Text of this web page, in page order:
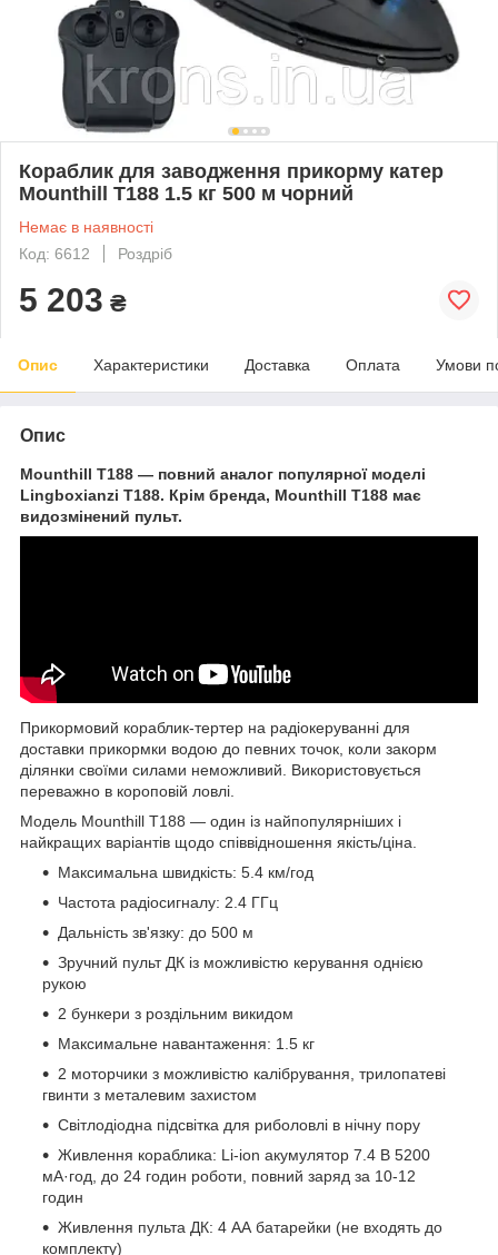
Кораблик для заводження прикорму катер
Mounthill T188 1.5 кг 500 м чорний
Немає в наявності
Код: 6612
Роздріб
5 203 ₴
Опис Характеристики Доставка Оплата Умови
Опис
Mounthill T188 — повний аналог популярної моделі
Lingboxianzi T188. Крім бренда, Mounthill T188 має
видозмінений пульт.
Прикормовий кораблик-тертер на радіокеруванні для
доставки прикормки водою до певних точок, коли закорм
ділянки своїми силами неможливий. Використовується
переважно в короповій ловлі.
Модель Mounthill T188 — один із найпопулярніших і
найкращих варіантів щодо співвідношення якість/ціна.
Максимальна швидкість: 5.4 км/год
Частота радіосигналу: 2.4 ГГц
Дальність зв'язку: до 500 м
Зручний пульт ДК із можливістю керування однією
рукою
2 бункери з роздільним викидом
Максимальне навантаження: 1.5 кг
2 моторчики з можливістю калібрування, трилопатеві
гвинти з металевим захистом
Світлодіодна підсвітка для риболовлі в нічну пору
Живлення кораблика: Li-ion акумулятор 7.4 В 5200
мА·год, до 24 годин роботи, повний заряд за 10-12
годин
Живлення пульта ДК: 4 АА батарейки (не входять до
комплекту)